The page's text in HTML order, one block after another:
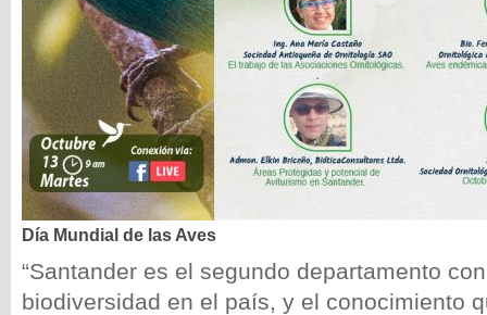
Día Mundial de las Aves
“Santander es el segundo departamento
biodiversidad en el país, y el conocimiento